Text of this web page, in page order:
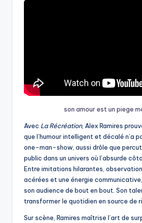
son amour est un piege
Avec La Récréation, Alex Ramires
que l’humour intelligent et décalé n’a
one-man-show, aussi drôle que
public dans un univers où l’absurde
Entre imitations hilarantes,
acérées et une énergie
son audience de bout en bout. Son
transformer le quotidien en source de
Sur scène, Ramires maîtrise l’art de